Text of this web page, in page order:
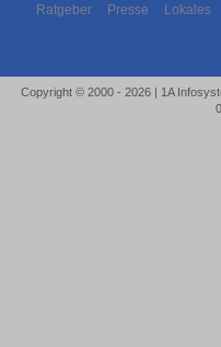
Ratgeber Presse Lokales
Copyright © 2000 - 2026 | 1A